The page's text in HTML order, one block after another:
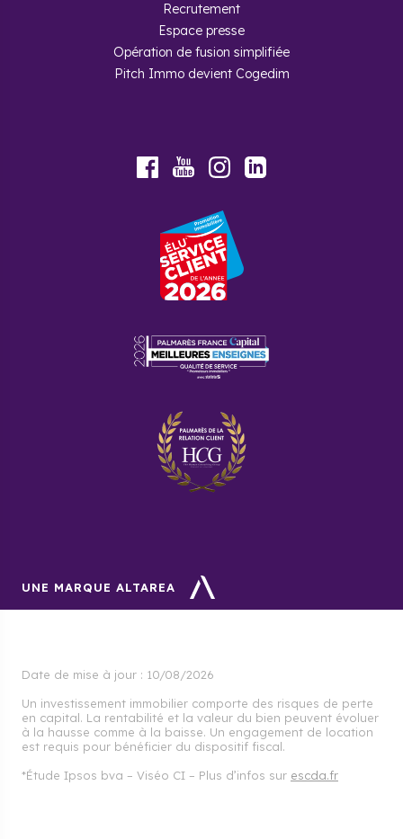
Recrutement
Espace presse
Opération de fusion simplifiée
Pitch Immo devient Cogedim
FacebookYoutubeInstagram
UNE MARQUE ALTAREA
Date de mise à jour : 10/08/2026
Un investissement immobilier comporte des risques de perte
en capital. La rentabilité et la valeur du bien peuvent évoluer
à la hausse comme à la baisse. Un engagement de location
est requis pour bénéficier du dispositif fiscal.
*Étude Ipsos bva – Viséo CI – Plus d’infos sur escda.fr